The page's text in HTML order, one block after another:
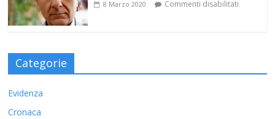
8 Marzo 2020 Commenti disabilitati
Categorie
Evidenza
Cronaca